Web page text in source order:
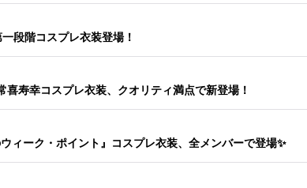
段階コスプレ衣装登場！
喜寿幸コスプレ衣装、クオリティ満点で新登場！
ィーク・ポイント』コスプレ衣装、全メンバーで登場✨